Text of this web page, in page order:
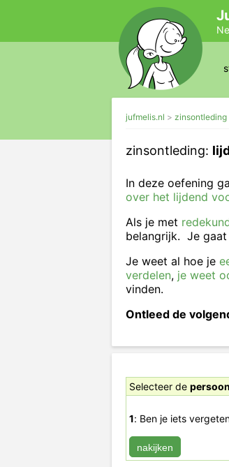
jufmelis.nl zinsontleding
zinsontleding:
In deze oefening
over het lijdend
Als je met
belangrijk. Je
Je weet al hoe je
verdelen, je weet
vinden.
Ontleed de
Selecteer de
1: Ben je iets